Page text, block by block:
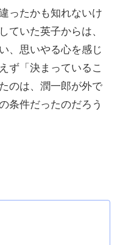
ったかも知れないけ
ていた英子からは、
、思いやる心を感じ
ず「決まっているこ
のは、潤一郎が外で
条件だったのだろう